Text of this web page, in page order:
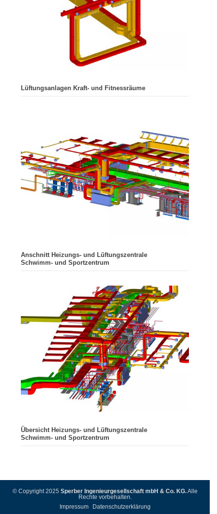
Lüftungsanlagen Kraft- und Fitnessräume
Anschnitt Heizungs- und Lüftungszentrale
Schwimm- und Sportzentrum
Übersicht Heizungs- und Lüftungszentrale
Schwimm- und Sportzentrum
© Copyright 2025 Sperber Ingenieurgesellschaft mbH & Co. KG.Alle
Rechte vorbehalten.
Impressum
Datenschutzerklärung